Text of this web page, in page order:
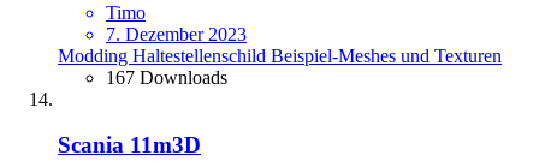
Timo
7. Dezember 2023
Modding Haltestellenschild Beispiel-Meshes und Texturen
167 Downloads
Scania 11m3D